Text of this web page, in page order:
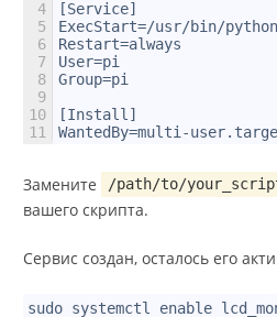
4
5
6
7
8
9
10
11
[Service]
ExecStart=/usr/bin/
Restart=always
User=pi
Group=pi
[Install]
WantedBy=multi-
Замените /path/to/
вашего скрипта.
Сервис создан, осталось его
sudo systemctl enable